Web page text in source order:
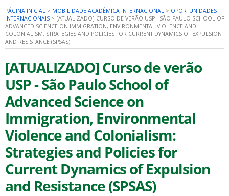
PÁGINA INICIAL > MOBILIDADE ACADÊMICA INTERNACIONAL > OPORTUNIDADES
INTERNACIONAIS > [ATUALIZADO] CURSO DE VERÃO USP - SÃO PAULO SCHOOL OF
ADVANCED SCIENCE ON IMMIGRATION, ENVIRONMENTAL VIOLENCE AND
COLONIALISM: STRATEGIES AND POLICIES FOR CURRENT DYNAMICS OF EXPULSION
AND RESISTANCE (SPSAS)
[ATUALIZADO] Curso de verão
USP - São Paulo School of
Advanced Science on
Immigration, Environmental
Violence and Colonialism:
Strategies and Policies for
Current Dynamics of Expulsion
and Resistance (SPSAS)